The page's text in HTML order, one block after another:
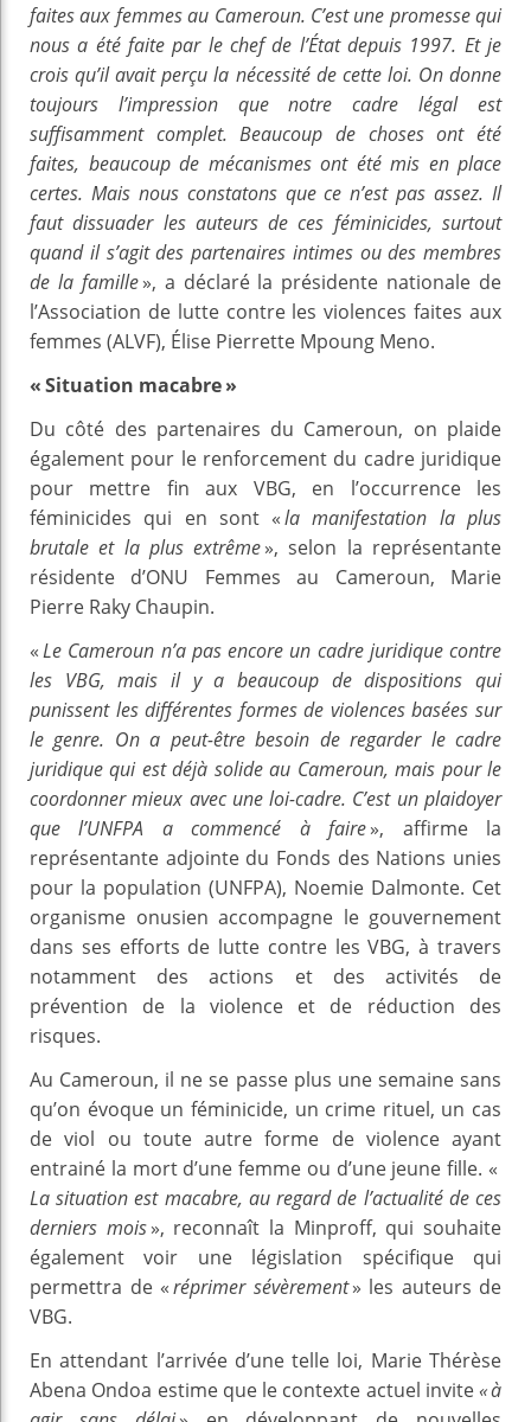
faites aux femmes au Cameroun. C’est une promesse qui
nous a été faite par le chef de l’État depuis 1997. Et je
crois qu’il avait perçu la nécessité de cette loi. On donne
toujours l’impression que notre cadre légal est
suffisamment complet. Beaucoup de choses ont été
faites, beaucoup de mécanismes ont été mis en place
certes. Mais nous constatons que ce n’est pas assez. Il
faut dissuader les auteurs de ces féminicides, surtout
quand il s’agit des partenaires intimes ou des membres
de la famille», a déclaré la présidente nationale de
l’Association de lutte contre les violences faites aux
femmes (ALVF), Élise Pierrette Mpoung Meno.
« Situation macabre »
Du côté des partenaires du Cameroun, on plaide
également pour le renforcement du cadre juridique
pour mettre fin aux VBG, en l’occurrence les
féminicides qui en sont «la manifestation la plus
brutale et la plus extrême», selon la représentante
résidente d’ONU Femmes au Cameroun, Marie
Pierre Raky Chaupin.
«Le Cameroun n’a pas encore un cadre juridique contre
les VBG, mais il y a beaucoup de dispositions qui
punissent les différentes formes de violences basées sur
le genre. On a peut-être besoin de regarder le cadre
juridique qui est déjà solide au Cameroun, mais pour le
coordonner mieux avec une loi-cadre. C’est un plaidoyer
que l’UNFPA a commencé à faire», affirme la
représentante adjointe du Fonds des Nations unies
pour la population (UNFPA), Noemie Dalmonte. Cet
organisme onusien accompagne le gouvernement
dans ses efforts de lutte contre les VBG, à travers
notamment des actions et des activités de
prévention de la violence et de réduction des
risques.
Au Cameroun, il ne se passe plus une semaine sans
qu’on évoque un féminicide, un crime rituel, un cas
de viol ou toute autre forme de violence ayant
entrainé la mort d’une femme ou d’une jeune fille. «
La situation est macabre, au regard de l’actualité de ces
derniers mois», reconnaît la Minproff, qui souhaite
également voir une législation spécifique qui
permettra de «réprimer sévèrement» les auteurs de
VBG.
En attendant l’arrivée d’une telle loi, Marie Thérèse
Abena Ondoa estime que le contexte actuel invite« à